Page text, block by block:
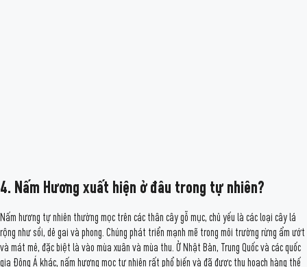
4. Nấm Hương xuất hiện ở đâu trong tự nhiên?
Nấm hương tự nhiên thường mọc trên các thân cây gỗ mục, chủ yếu là các loại cây lá
rộng như sồi, dẻ gai và phong. Chúng phát triển mạnh mẽ trong môi trường rừng ẩm ướt
và mát mẻ, đặc biệt là vào mùa xuân và mùa thu. Ở Nhật Bản, Trung Quốc và các quốc
gia Đông Á khác, nấm hương mọc tự nhiên rất phổ biến và đã được thu hoạch hàng thế